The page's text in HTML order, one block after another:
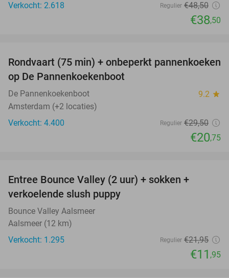
Verkocht: 2.618
Regulier €48,50
€38,50
30%
Rondvaart (75 min) + onbeperkt pannenkoeken
op De Pannenkoekenboot
De Pannenkoekenboot 9.2 star
Amsterdam (+2 locaties)
Verkocht: 4.400
Regulier €29,50
€20,75
Entree Bounce Valley (2 uur) + sokken +
verkoelende slush puppy
Bounce Valley Aalsmeer
Aalsmeer (12 km)
Verkocht: 1.295
Regulier €21,95
€11 ,95